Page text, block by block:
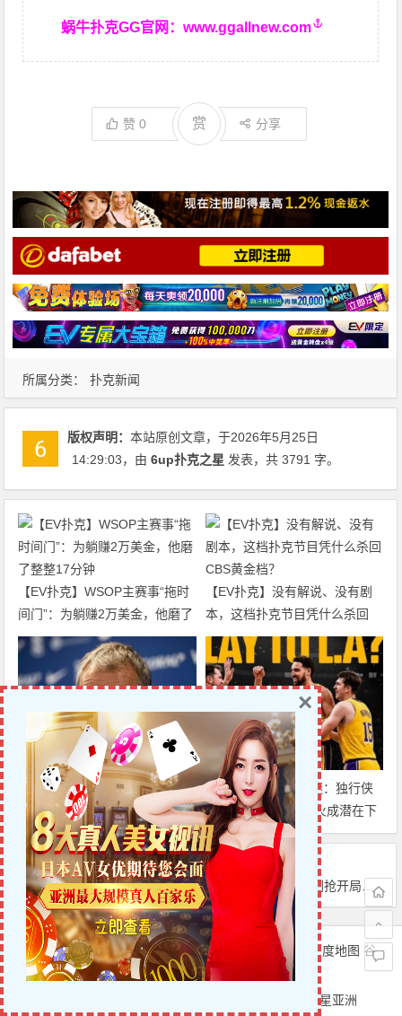
所属分类： 扑克新闻
蜗牛扑克GG官网：www.ggallnew.com
赞0 赏 分享
版权声明：本站原创文章，于2026年5月25日
14:29:03，由6up扑克之星 发表，共 3791 字。
【EV扑克】WSOP主赛事“拖时
间门”：为躺赚2万美金，他磨了
整整17分钟
【EV扑克】没有解说、没有剧
本，这档扑克节目凭什么杀回
CBS黄金档？
迈博体育 巴萨中场竞争白热
化：卡萨多彻底沦为边缘人，沙
特高薪邀约引发去留两难
克莱·汤普森去向成谜：独行侠
有意交易，湖人&热火成潜在下
家，大发体育助力你的致富之
路！
上一篇
【EV扑克】Triton 黑山站 | Danny Tang 的“完美故事”以主赛冠军收官，斩获350万美金！王烨获得第三名
下一篇
西决G3复盘：马刺抢开局15-0，却遭雷霆替补76分碾压+亚历山大12罚全中，大发体育助力你的致富之路！
文章导航
Copyright © 6UP扑克中文网 版权所有.
站点地图 百度地图 谷
歌地图
6UP|6UP扑克中文网|扑克之星|Pokerstars|扑克之星亚洲
×